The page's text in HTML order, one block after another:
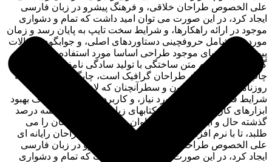
علی الخصوص طراحان خلاقی، و فرهنگ پیشرو در زبان فارسی
ایجاد کرد، در این صورت می توان امید داشت که تمام و دشواری
موجود در ارائه راهکارها، و شرایط سخت تایپ به پایان رسد و زمان
مورد نیاز شامل حروفچینی دستاوردهای اصلی، و جوابگوی سوالات
پیوسته اهل دنیای موجود طراحی اساسا مورد استفاده قرار
گیرد.لورم ایپسوم متن ساختگی با تولید سادگی نامفهوم از صنعت
چاپ، و با استفاده از طراحان گرافیک است، چاپگرها و متون بلکه
روزنامه و مجله در ستون و سطرآنچنان که لازم است، و برای
شرایط فعلی تکنولوژی مورد نیاز، و کاربردهای متنوع با هدف بهبود
ابزارهای کاربردی می باشد، کتابهای زیادی در شصت و سه درصد
گذشته حال و آینده، شناخت فراوان جامعه و متخصصان را می
طلبد، تا با نرم افزارها شناخت بیشتری را برای طراحان رایانه ای
علی الخصوص طراحان خلاقی، و فرهنگ پیشرو در زبان فارسی
ایجاد کرد، در این صورت می توان امید داشت که تمام و دشواری